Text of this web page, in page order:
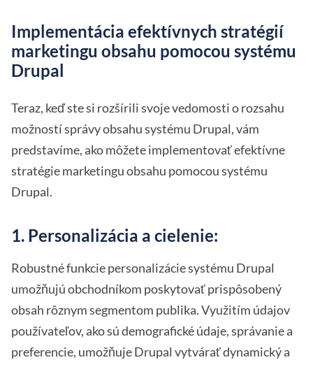
Implementácia efektívnych stratégií
marketingu obsahu pomocou systému
Drupal
Teraz, keď ste si rozšírili svoje vedomosti o rozsahu
možností správy obsahu systému Drupal, vám
predstavíme, ako môžete implementovať efektívne
stratégie marketingu obsahu pomocou systému
Drupal.
1. Personalizácia a cielenie:
Robustné funkcie personalizácie systému Drupal
umožňujú obchodníkom poskytovať prispôsobený
obsah rôznym segmentom publika. Využitím údajov
používateľov, ako sú demografické údaje, správanie a
preferencie, umožňuje Drupal vytvárať dynamický a